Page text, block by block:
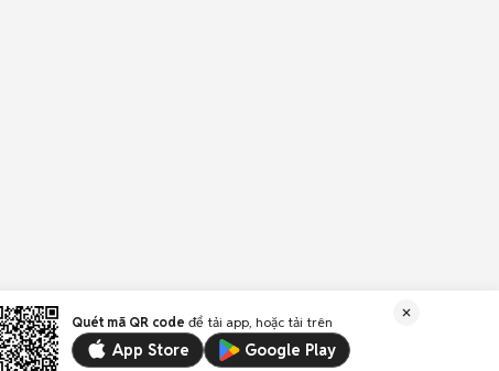
Quét mã QR code để tải app, hoặc tải trên
App Store Google Play